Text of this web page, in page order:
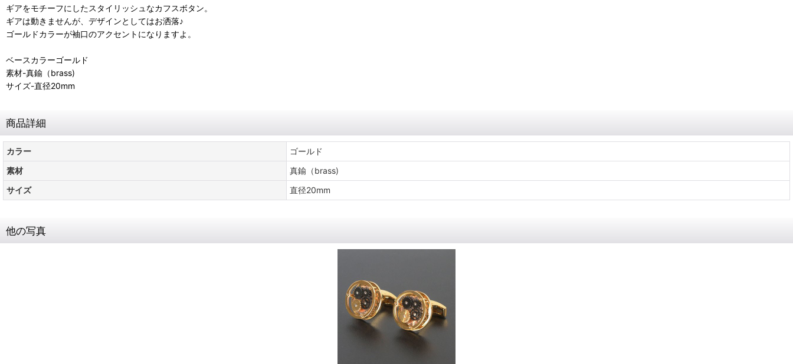
ギアをモチーフにしたスタイリッシュなカフスボタン。
ギアは動きませんが、デザインとしてはお洒落♪
ゴールドカラーが袖口のアクセントになりますよ。
ベースカラーゴールド
素材-真鍮（brass)
サイズ-直径20mm
商品詳細
カラー
ゴールド
素材
真鍮（brass)
サイズ
直径20mm
他の写真